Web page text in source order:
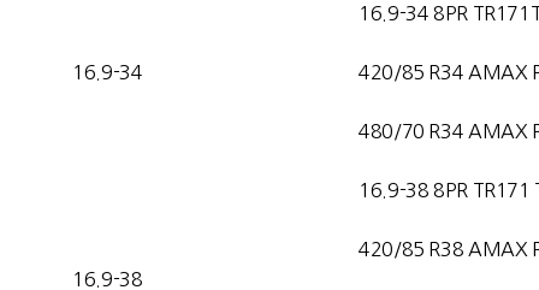
16.9-34
16.9-34 8PR
420/85 R34 AMAX
480/70 R34 AMAX
16.9-38
16.9-38 8PR TR171
420/85 R38 AMAX